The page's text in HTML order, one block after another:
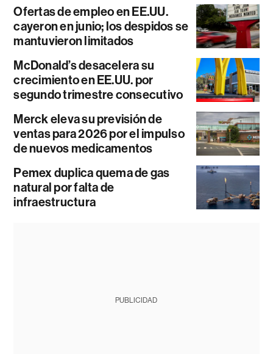
Ofertas de empleo en EE.UU.
cayeron en junio; los despidos se
mantuvieron limitados
McDonald’s desacelera su
crecimiento en EE.UU. por
segundo trimestre consecutivo
Merck eleva su previsión de
ventas para 2026 por el impulso
de nuevos medicamentos
Pemex duplica quema de gas
natural por falta de
infraestructura
PUBLICIDAD